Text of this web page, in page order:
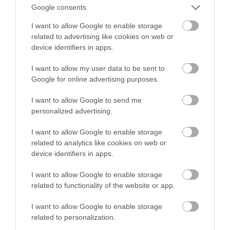
Google consents
I want to allow Google to enable storage
related to advertising like cookies on web or
device identifiers in apps.
I want to allow my user data to be sent to
Google for online advertising purposes.
I want to allow Google to send me
personalized advertising.
I want to allow Google to enable storage
related to analytics like cookies on web or
device identifiers in apps.
I want to allow Google to enable storage
related to functionality of the website or app.
I want to allow Google to enable storage
related to personalization.
(all inclusive)
Ελεύθερή ημέρα για να
απολαύσετε ένα από τα πιο
όμορφα και διάσημα θέρετρα
ολόκληρου του δυτικού
10η Μέρα: 31/01
PLAYA DEL CARMEN
(all inclusive)
επίγειος παράδεισος. Από την
παραλία με τη μοναδική,
κατάλευκη σα ζάχαρη άχνη,
ξενοδοχεία με τις ατελείωτες
προτάσεις τους για χαλάρωση,
εξαιρετικό φαγητό, είναι
σίγουρο ότι θα απολαύσετε την
κάθε στιγμή της ημέρας σας.